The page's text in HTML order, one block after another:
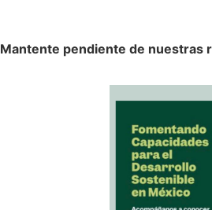
Mantente pendiente de nuestras